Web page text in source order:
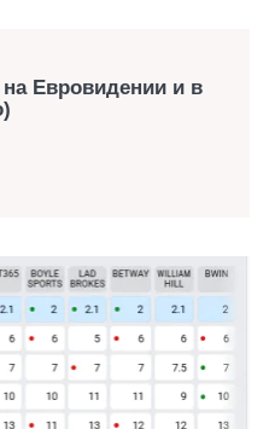
Евровидении и в